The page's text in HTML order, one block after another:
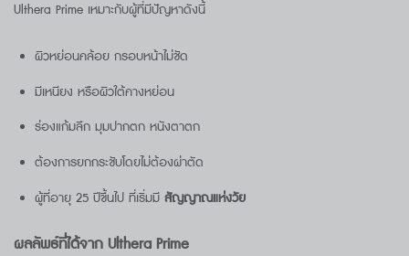
Ulthera Prime เหมาะกับผู้ที่มีปัญหาดังนี้
ผิวหย่อนคล้อย กรอบหน้าไม่ชัด
มีเหนียง หรือผิวใต้คางหย่อน
ร่องแก้มลึก มุมปากตก หนังตาตก
ต้องการยกกระชับโดยไม่ต้องผ่าตัด
ผู้ที่อายุ 25 ปีขึ้นไป ที่เริ่มมีสัญญาณแห่งวัย
ผลลัพธ์ที่ได้จาก Ulthera Prime